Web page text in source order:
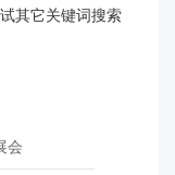
其它关键词搜索
会